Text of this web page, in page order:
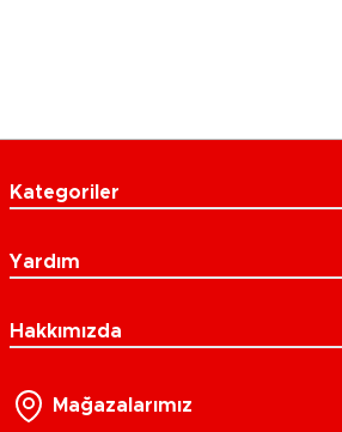
Kategoriler
Yardım
Hakkımızda
Mağazalarımız